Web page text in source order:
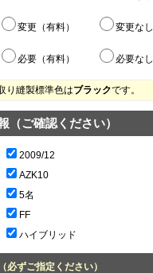
変更（有料） 変更なし
必要（有料） 必要なし
り縫製標準色はブラックです。
（ご確認ください）
2009/12
AZK10
5名
FF
ハイブリッド
必ずご指定ください）